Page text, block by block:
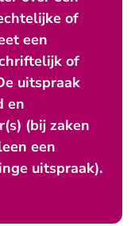
of
een
of
uitspraak
en
(bij zaken
een
uitspraak).